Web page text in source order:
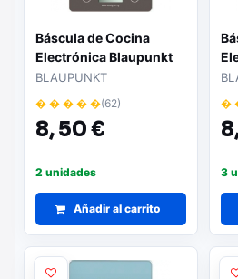
Báscula de Cocina
Electrónica Blaupunkt
BP4012/ hasta 5kg/ Gris
BLAUPUNKT
� � � � �(62)
8,50 €
2 unidades
Añadir al carrito
�
3